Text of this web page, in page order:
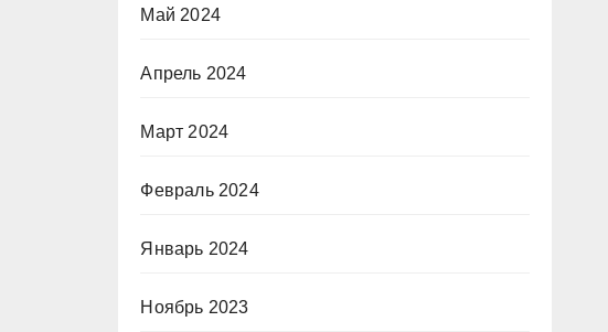
Май 2024
Апрель 2024
Март 2024
Февраль 2024
Январь 2024
Ноябрь 2023